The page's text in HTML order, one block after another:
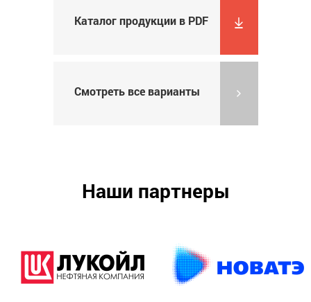
Каталог продукции в PDF
Смотреть все варианты
Наши партнеры